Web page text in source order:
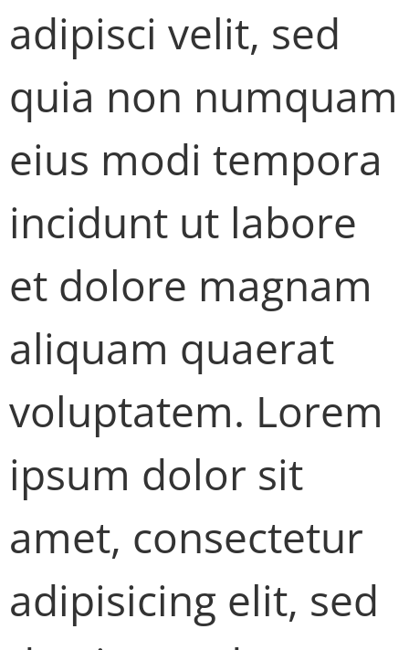
adipisci velit, sed
quia non numquam
eius modi tempora
incidunt ut labore
et dolore magnam
aliquam quaerat
voluptatem. Lorem
ipsum dolor sit
amet, consectetur
adipisicing elit, sed